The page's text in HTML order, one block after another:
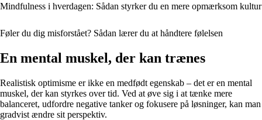
Mindfulness i hverdagen: Sådan styrker du en mere opmærksom kultur
Føler du dig misforstået? Sådan lærer du at håndtere følelsen
En mental muskel, der kan trænes
Realistisk optimisme er ikke en medfødt egenskab – det er en mental
muskel, der kan styrkes over tid. Ved at øve sig i at tænke mere
balanceret, udfordre negative tanker og fokusere på løsninger, kan man
gradvist ændre sit perspektiv.